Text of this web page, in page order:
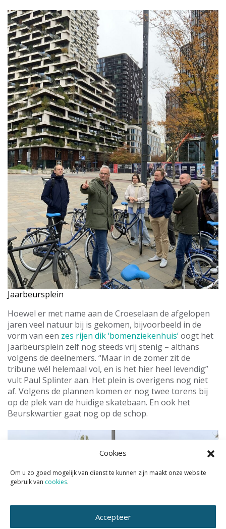
Cookies
Om u zo goed mogelijk van dienst te kunnen zijn maakt onze website
gebruik van cookies.
Accepteer
Jaarbeursplein
Hoewel er met name aan de Croeselaan de afgelopen
jaren veel natuur bij is gekomen, bijvoorbeeld in de
vorm van een zes rijen dik ‘bomenziekenhuis’oogt het
Jaarbeursplein zelf nog steeds vrij stenig – althans
volgens de deelnemers. “Maar in de zomer zit de
tribune wél helemaal vol, en is het hier heel levendig”
vult Paul Splinter aan. Het plein is overigens nog niet
af. Volgens de plannen komen er nog twee torens bij
op de plek van de huidige skatebaan. En ook het
Beurskwartier gaat nog op de schop.